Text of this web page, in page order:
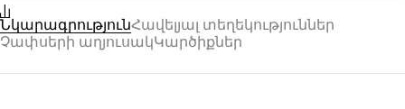
ՆկարագրությունՀավելյալ տեղեկություններ
Չափսերի աղյուսակԿարծիքներ